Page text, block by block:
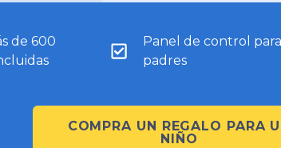
de 600
Panel de control para
padres
COMPRA UN REGALO PARA
NIÑO